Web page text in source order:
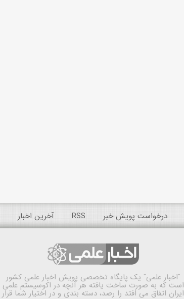
درخواست پویش خبر RSS آخرین اخبار
"اخبار علمی" یک پایگاه تخصصی پویش اخبار علمی کشور
است که به صورت ساخت یافته هر آنچه در اکوسیستم علمی
ایران اتفاق می افتد را رصد، دسته بندی و در اختیار شما قرار